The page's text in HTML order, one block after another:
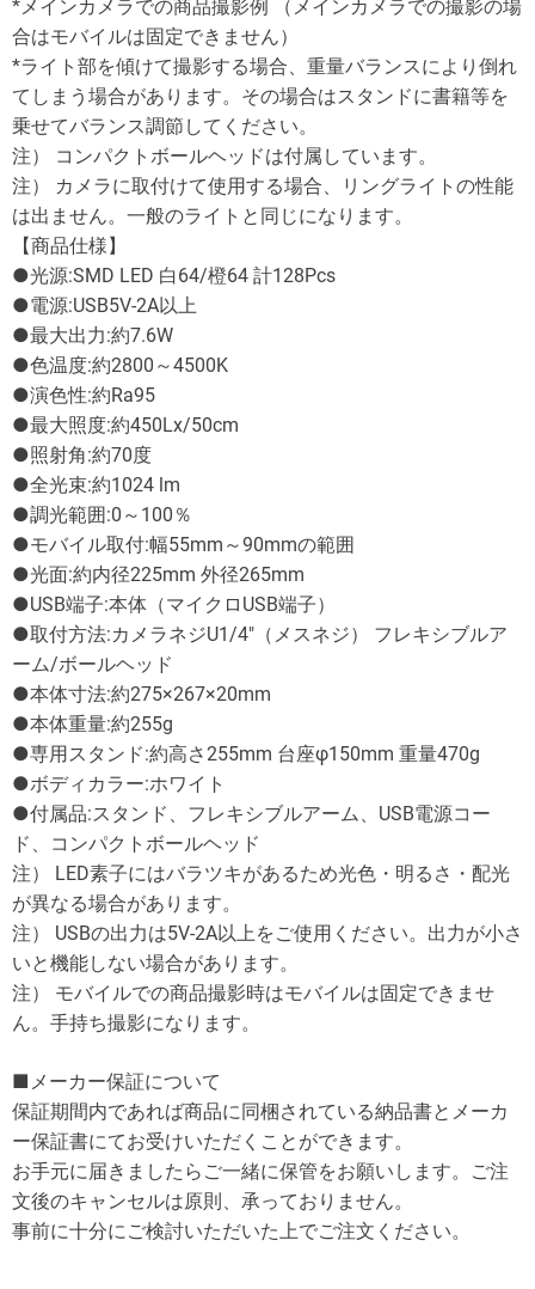
*メインカメラでの商品撮影例 （メインカメラでの撮影の場
合はモバイルは固定できません）
*ライト部を傾けて撮影する場合、重量バランスにより倒れ
てしまう場合があります。その場合はスタンドに書籍等を
乗せてバランス調節してください。
注） コンパクトボールヘッドは付属しています。
注） カメラに取付けて使用する場合、リングライトの性能
は出ません。一般のライトと同じになります。
【商品仕様】
●光源:SMD LED 白64/橙64 計128Pcs
●電源:USB5V-2A以上
●最大出力:約7.6W
●色温度:約2800～4500K
●演色性:約Ra95
●最大照度:約450Lx/50cm
●照射角:約70度
●全光束:約1024 lm
●調光範囲:0～100％
●モバイル取付:幅55mm～90mmの範囲
●光面:約内径225mm 外径265mm
●USB端子:本体（マイクロUSB端子）
●取付方法:カメラネジU1/4″（メスネジ） フレキシブルア
ーム/ボールヘッド
●本体寸法:約275×267×20mm
●本体重量:約255g
●専用スタンド:約高さ255mm 台座φ150mm 重量470g
●ボディカラー:ホワイト
●付属品:スタンド、フレキシブルアーム、USB電源コー
ド、コンパクトボールヘッド
注） LED素子にはバラツキがあるため光色・明るさ・配光
が異なる場合があります。
注） USBの出力は5V-2A以上をご使用ください。出力が小さ
いと機能しない場合があります。
注） モバイルでの商品撮影時はモバイルは固定できませ
ん。手持ち撮影になります。
■メーカー保証について
保証期間内であれば商品に同梱されている納品書とメーカ
ー保証書にてお受けいただくことができます。
お手元に届きましたらご一緒に保管をお願いします。ご注
文後のキャンセルは原則、承っておりません。
事前に十分にご検討いただいた上でご注文ください。